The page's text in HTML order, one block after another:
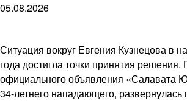
05.08.2026
Ситуация вокруг Евгения Кузнецова в
года достигла точки принятия решения.
официального объявления «Салавата
34-летнего нападающего, развернулась